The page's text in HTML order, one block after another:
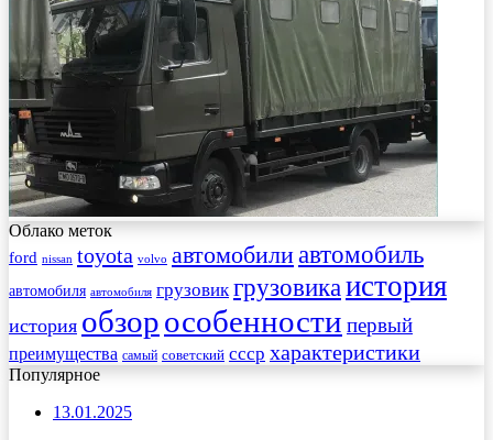
Облако меток
ford nissan toyota volvo автомобилиавтомобиль
автомобиля автомобиля грузовик грузовикаистория
история обзорособенности первый
преимущества самый советский ссср характеристики
Популярное
13.01.2025